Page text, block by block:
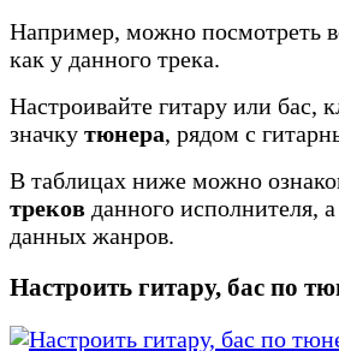
Например, можно посмотреть
как у данного трека.
Настроивайте гитару или бас,
значку тюнера, рядом с
В таблицах ниже можно
треков данного исполнителя,
данных жанров.
Настроить гитару, бас по